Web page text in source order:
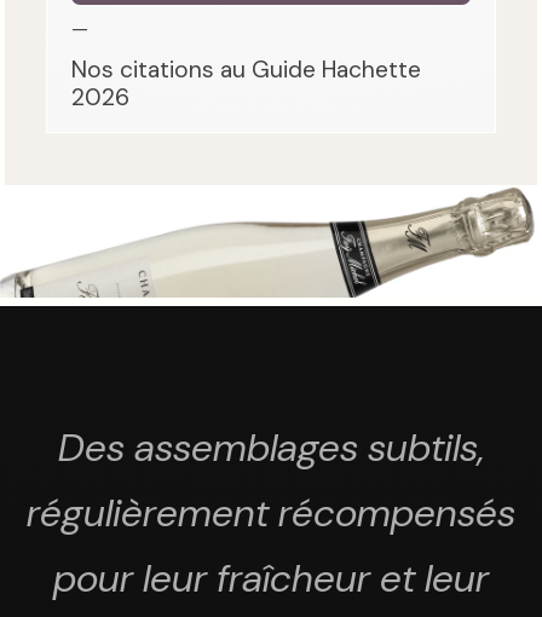
—
Nos citations au Guide Hachette
2026
Des assemblages subtils,
régulièrement récompensés
pour leur fraîcheur et leur